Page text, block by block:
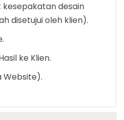
desain
disetujui oleh klien).
ke Klien.
Website).